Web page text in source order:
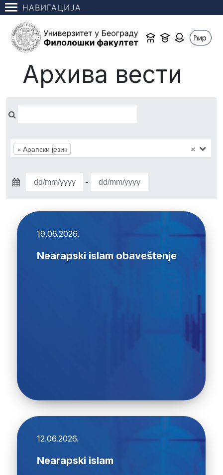
НАВИГАЦИЈА
ћир
Архива вести
×
× Арапски језик
-
19.06.2026.
Nearapski islam obaveštenje
12.06.2026.
Nearapski islam